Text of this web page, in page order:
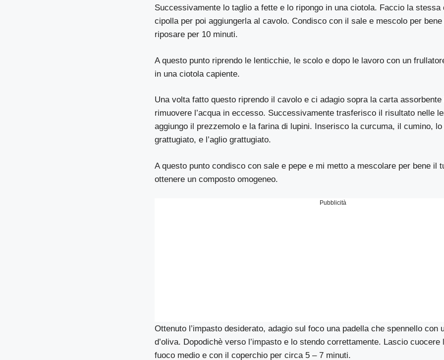
Successivamente lo taglio a fette e lo ripongo in una ciotola. Faccio la stessa
cipolla per poi aggiungerla al cavolo. Condisco con il sale e mescolo per
riposare per 10 minuti.
A questo punto riprendo le lenticchie, le scolo e dopo le lavoro con un
in una ciotola capiente.
Una volta fatto questo riprendo il cavolo e ci adagio sopra la carta assorbente
rimuovere l’acqua in eccesso. Successivamente trasferisco il risultato nelle
aggiungo il prezzemolo e la farina di lupini. Inserisco la curcuma, il cumino,
grattugiato, e l’aglio grattugiato.
A questo punto condisco con sale e pepe e mi metto a mescolare per bene il
ottenere un composto omogeneo.
Pubblicità
Ottenuto l’impasto desiderato, adagio sul foco una padella che spennello con
d’oliva. Dopodichè verso l’impasto e lo stendo correttamente. Lascio
fuoco medio e con il coperchio per circa 5 – 7 minuti.